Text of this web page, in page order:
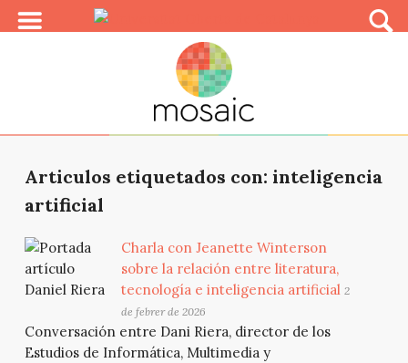
Articulos etiquetados con: inteligencia
artificial
Charla con Jeanette Winterson
sobre la relación entre literatura,
tecnología e inteligencia artificial 2
de febrer de 2026
Conversación entre Dani Riera, director de los
Estudios de Informática, Multimedia y